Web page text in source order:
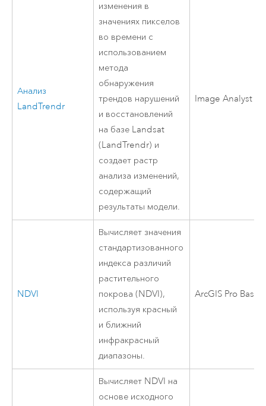
Анализ
LandTrendr
изменения в
значениях пикселов
во времени с
использованием
метода
обнаружения
трендов нарушений
и восстановлений
на базе Landsat
(LandTrendr) и
создает растр
анализа изменений,
содержащий
результаты модели.
Image Analyst
NDVI
Вычисляет значения
стандартизованного
индекса различий
растительного
покрова (NDVI),
используя красный
и ближний
инфракрасный
диапазоны.
ArcGIS Pro Basic
Вычисляет NDVI на
основе исходного